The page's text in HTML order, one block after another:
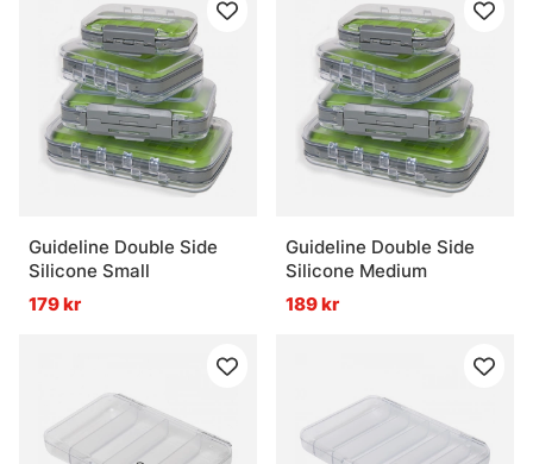
väger tungt.
I webbshoppen och i butiken i Stockholm finns också råd
som faktiskt går att använda vid älven. Och den nya Fly
Shop på Hornsgatan 148 är väl värd ett besök för den som
vill se prylarna på nära håll och känna skillnaden mellan
olika delar innan säsongen drar igång på allvar.
Vanliga frågor om flugfiske
Guideline Double Side
Silicone Small
179 kr
Guideline Double Side
Silicone Medium
189 kr